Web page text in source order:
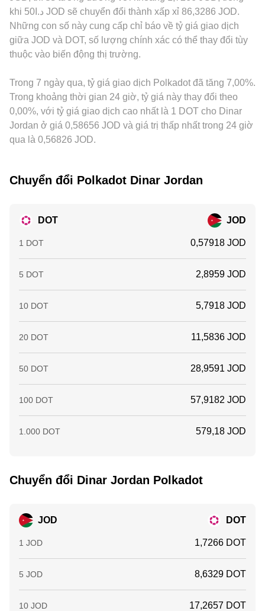
trong ngắn hạn.
giá, từ đó hình thành conversion rate DOT/JOD mà bạn thấy
trên nền tảng.
khung pháp lý — chẳng hạn hạn chế với sản phẩm staking,
yêu cầu tuân thủ khi niêm yết DOT, hay chi phí nạp/rút JOD
— cũng tạo ra premium địa phương. Hoạt động arbitrage
giữa các sàn giúp thu hẹp khoảng cách, nhưng không thể
triệt tiêu hoàn toàn do phí giao dịch, thời gian chuyển coin,
rate DOT/JOD vẫn có thể dao động nhẹ giữa các nền tảng.
khi د.ا50 JOD sẽ chuyển đổi thành xấp xỉ 86,3286 JOD.
Những con số này cung cấp chỉ báo về tỷ giá giao dịch
giữa JOD và DOT, số lượng chính xác có thể thay đổi tùy
thuộc vào biến động thị trường.
Trong 7 ngày qua, tỷ giá giao dịch Polkadot đã tăng 7,00%.
Trong khoảng thời gian 24 giờ, tỷ giá này thay đổi theo
0,00%, với tỷ giá giao dịch cao nhất là 1 DOT cho Dinar
Jordan ở giá 0,58656 JOD và giá trị thấp nhất trong 24 giờ
qua là 0,56826 JOD.
Chuyển đổi Polkadot Dinar Jordan
DOT JOD
1 DOT 0,57918 JOD
5 DOT 2,8959 JOD
10 DOT 5,7918 JOD
20 DOT 11,5836 JOD
50 DOT 28,9591 JOD
100 DOT 57,9182 JOD
1.000 DOT 579,18 JOD
Chuyển đổi Dinar Jordan Polkadot
JOD DOT
1 JOD 1,7266 DOT
5 JOD 8,6329 DOT
10 JOD 17,2657 DOT